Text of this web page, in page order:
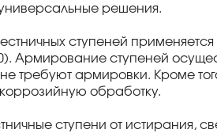
решения.
ступеней
Армирование ступеней
требуют армировки. Кроме
обработку.
ступени от истирания,